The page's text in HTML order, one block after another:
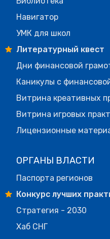
Навигатор
УМК для школ
Литературный квест
Дни финансовой
Каникулы с
Витрина креативных
Витрина игровых
Лицензионные
ОРГАНЫ ВЛАСТИ
Паспорта регионов
Конкурс лучших
Стратегия - 2030
Хаб СНГ